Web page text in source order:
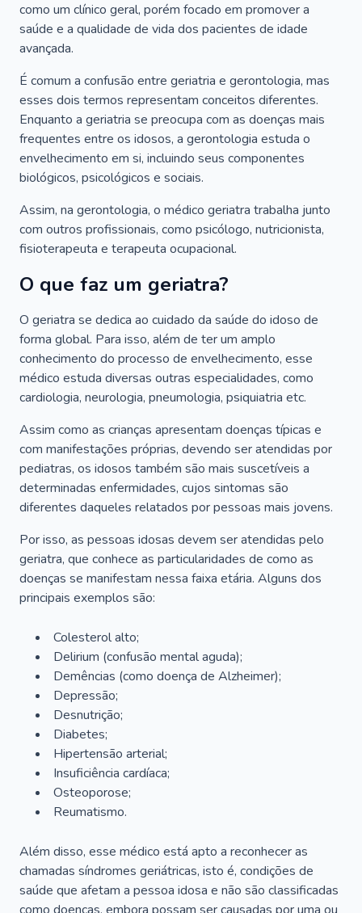
como um clínico geral, porém focado em promover a
saúde e a qualidade de vida dos pacientes de idade
avançada.
É comum a confusão entre geriatria e gerontologia, mas
esses dois termos representam conceitos diferentes.
Enquanto a geriatria se preocupa com as doenças mais
frequentes entre os idosos, a gerontologia estuda o
envelhecimento em si, incluindo seus componentes
biológicos, psicológicos e sociais.
Assim, na gerontologia, o médico geriatra trabalha junto
com outros profissionais, como psicólogo, nutricionista,
fisioterapeuta e terapeuta ocupacional.
O que faz um geriatra?
O geriatra se dedica ao cuidado da saúde do idoso de
forma global. Para isso, além de ter um amplo
conhecimento do processo de envelhecimento, esse
médico estuda diversas outras especialidades, como
cardiologia, neurologia, pneumologia, psiquiatria etc.
Assim como as crianças apresentam doenças típicas e
com manifestações próprias, devendo ser atendidas por
pediatras, os idosos também são mais suscetíveis a
determinadas enfermidades, cujos sintomas são
diferentes daqueles relatados por pessoas mais jovens.
Por isso, as pessoas idosas devem ser atendidas pelo
geriatra, que conhece as particularidades de como as
doenças se manifestam nessa faixa etária. Alguns dos
principais exemplos são:
Colesterol alto;
Delirium (confusão mental aguda);
Demências (como doença de Alzheimer);
Depressão;
Desnutrição;
Diabetes;
Hipertensão arterial;
Insuficiência cardíaca;
Osteoporose;
Reumatismo.
Além disso, esse médico está apto a reconhecer as
chamadas síndromes geriátricas, isto é, condições de
saúde que afetam a pessoa idosa e não são classificadas